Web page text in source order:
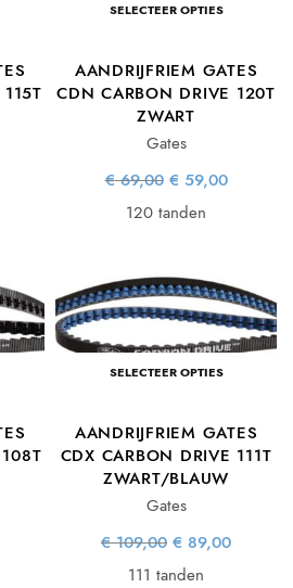
SELECTEER OPTIES
AANDRIJFRIEM GATES
CDN CARBON DRIVE 120T
ZWART
Gates
€69,00 Oorspronkelijke
prijs was:
€ 69,00.
€ 59,00
120 tanden
SELECTEER OPTIES
AANDRIJFRIEM GATES
CDX CARBON DRIVE 111T
ZWART/BLAUW
Gates
€109,00 Oorspronkelijke
prijs was:
€ 109,00.
€ 89,00
111 tanden